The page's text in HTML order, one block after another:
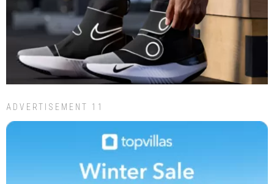
ADVERTISEMENT 11